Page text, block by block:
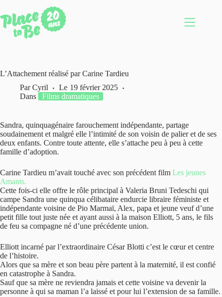
au
contenu
L’Attachement réalisé par Carine Tardieu
Par Cyril Le 19 février 2025
Dans
Films dramatiques
Sandra, quinquagénaire farouchement indépendante, partage
soudainement et malgré elle l’intimité de son voisin de palier et de ses
deux enfants. Contre toute attente, elle s’attache peu à peu à cette
famille d’adoption.
Carine Tardieu m’avait touché avec son précédent film Les jeunes
Amants.
Cette fois-ci elle offre le rôle principal à Valeria Bruni Tedeschi qui
campe Sandra une quinqua célibataire endurcie libraire féministe et
indépendante voisine de Pio Marmaï, Alex, papa et jeune veuf d’une
petit fille tout juste née et ayant aussi à la maison Elliott, 5 ans, le fils
de feu sa compagne né d’une précédente union.
Elliott incarné par l’extraordinaire César Blotti c’est le cœur et centre
de l’histoire.
Alors que sa mère et son beau père partent à la maternité, il est confié
en catastrophe à Sandra.
Sauf que sa mère ne reviendra jamais et cette voisine va devenir la
personne à qui sa maman l’a laissé et pour lui l’extension de sa famille.